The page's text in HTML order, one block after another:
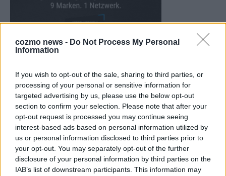
cozmo news - Do Not Process My Personal
Information
If you wish to opt-out of the sale, sharing to third parties, or
processing of your personal or sensitive information for
targeted advertising by us, please use the below opt-out
section to confirm your selection. Please note that after your
opt-out request is processed you may continue seeing
interest-based ads based on personal information utilized by
us or personal information disclosed to third parties prior to
your opt-out. You may separately opt-out of the further
disclosure of your personal information by third parties on the
IAB’s list of downstream participants. This information may
KEINE NEWS MEHR VERPASSEN